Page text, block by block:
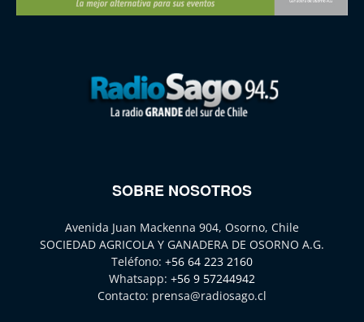
SOBRE NOSOTROS
Avenida Juan Mackenna 904, Osorno, Chile
SOCIEDAD AGRICOLA Y GANADERA DE OSORNO A.G.
Teléfono: +56 64 223 2160
Whatsapp: +56 9 57244942
Contacto: prensa@radiosago.cl